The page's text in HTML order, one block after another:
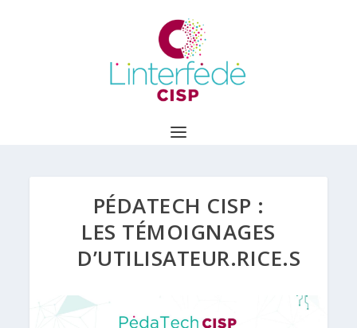
PÉDATECH CISP :
LES TÉMOIGNAGES
D’UTILISATEUR.RICE.S